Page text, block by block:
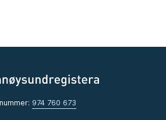
974 760 673